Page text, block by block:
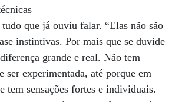
que já ouviu falar. “Elas não são
instintivas. Por mais que se duvide
grande e real. Não tem
ser experimentada, até porque em
tem sensações fortes e individuais.